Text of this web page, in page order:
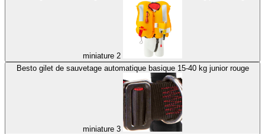
miniature 2
Besto gilet de sauvetage automatique basique 15-40 kg junior rouge
miniature 3